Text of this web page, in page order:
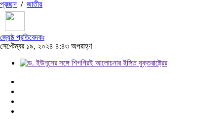
প্রচ্ছদ / জাতীয়
জ্যেষ্ঠ প্রতিবেদকঃ
সেপ্টেম্বর ১৯, ২০২৪ ৪:৪৩ অপরাহ্ণ